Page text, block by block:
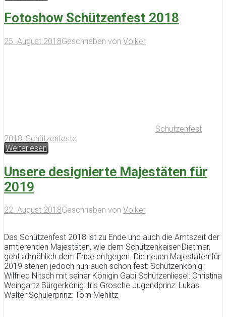
Fotoshow Schützenfest 2018
25. August 2018Geschrieben von Volker
Schützenfest
2018, Schützenfeste
Weiterlesen
Unsere designierte Majestäten für
2019
22. August 2018Geschrieben von Volker
Das Schützenfest 2018 ist zu Ende und auch die Amtszeit der
amtierenden Majestäten, wie dem Schützenkaiser Dietmar,
geht allmählich dem Ende entgegen. Die neuen Majestäten für
2019 stehen jedoch nun auch schon fest: Schützenkönig:
Wilfried Nitsch mit seiner Königin Gabi Schützenliesel: Christina
Weingartz Bürgerkönig: Iris Grosche Jugendprinz: Lukas
Walter Schülerprinz: Tom Mehlitz